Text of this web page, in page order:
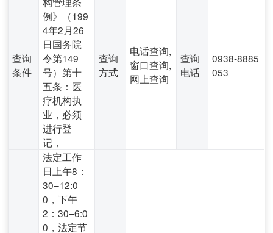
查询
条件
例》（199
4年2月26
日国务院
令第149
号）第十
五条：医
疗机构执
业，必须
进行登
记，
查询
方式
电话查询,
窗口查询,
网上查询
查询
电话
0938-8885
053
法定工作
日上午8：
30–12:0
0，下午
2：30–6:0
0，法定节